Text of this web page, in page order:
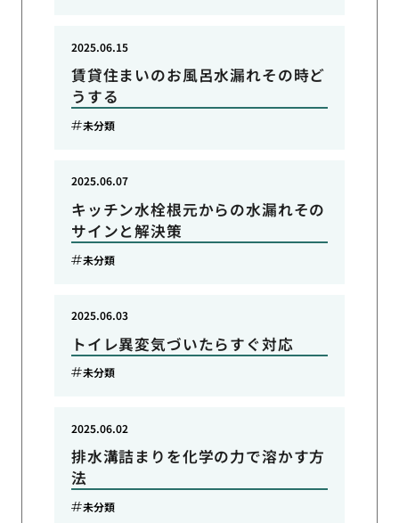
賃貸住まいのお風呂水漏れその時ど
うする
2025.06.15
未分類
キッチン水栓根元からの水漏れその
サインと解決策
2025.06.07
未分類
トイレ異変気づいたらすぐ対応
2025.06.03
未分類
排水溝詰まりを化学の力で溶かす方
法
2025.06.02
未分類